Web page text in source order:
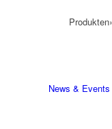
News & Events